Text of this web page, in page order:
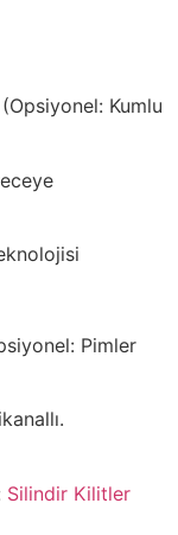
Kumlu
Pimler
Silindir Kilitler